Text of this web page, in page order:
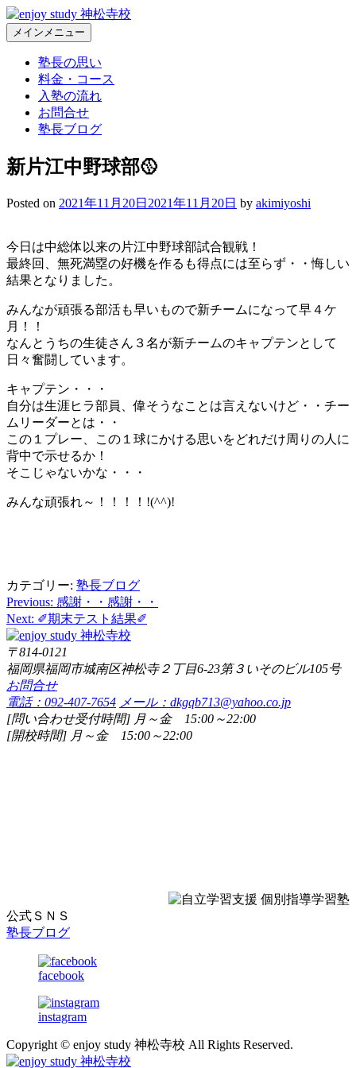
コ
ン
テ
プ
Enjoy Study 神松寺校 – 福岡市城南区神松寺の個別指導学習塾
福岡市城南区神松寺の個別指導学習塾。常に本気、常に熱血
の塾長が部活と勉強の両立を全力で応援します
メインメニュー
塾長の思い
料金・コース
入塾の流れ
お問合せ
塾長ブログ
新片江中野球部🥎
Posted on 2021年11月20日 2021年11月20日 by akimiyoshi
今日は中総体以来の片江中野球部試合観戦！
最終回、無死満塁の好機を作るも得点には至らず・・悔しい
結果となりました。
みんなが頑張る部活も早いもので新チームになって早４ケ
月！！
なんとうちの生徒さん３名が新チームのキャプテンとして
日々奮闘しています。
キャプテン・・・
自分は生涯ヒラ部員、偉そうなことは言えないけど・・チー
ムリーダーとは・・
この１プレー、この１球にかける思いをどれだけ周りの人に
背中で示せるか！
そこじゃないかな・・・
みんな頑張れ～！！！！!(^^)!
カテゴリー: 塾長ブログ
投
稿
ナ
ビ
ゲ
ー
Previous: 感謝・・感謝・・
Next: ✐期末テスト結果✐
〒814-0121
福岡県福岡市城南区神松寺２丁目6-23第３いそのビル105号
お問合せ
電話：092-407-7654 メール：dkgqb713@yahoo.co.jp
[問い合わせ受付時間] 月～金 15:00～22:00
[開校時間] 月～金 15:00～22:00
公式ＳＮＳ
塾長ブログ
facebook
instagram
Copyright © enjoy study 神松寺校 All Rights Reserved.